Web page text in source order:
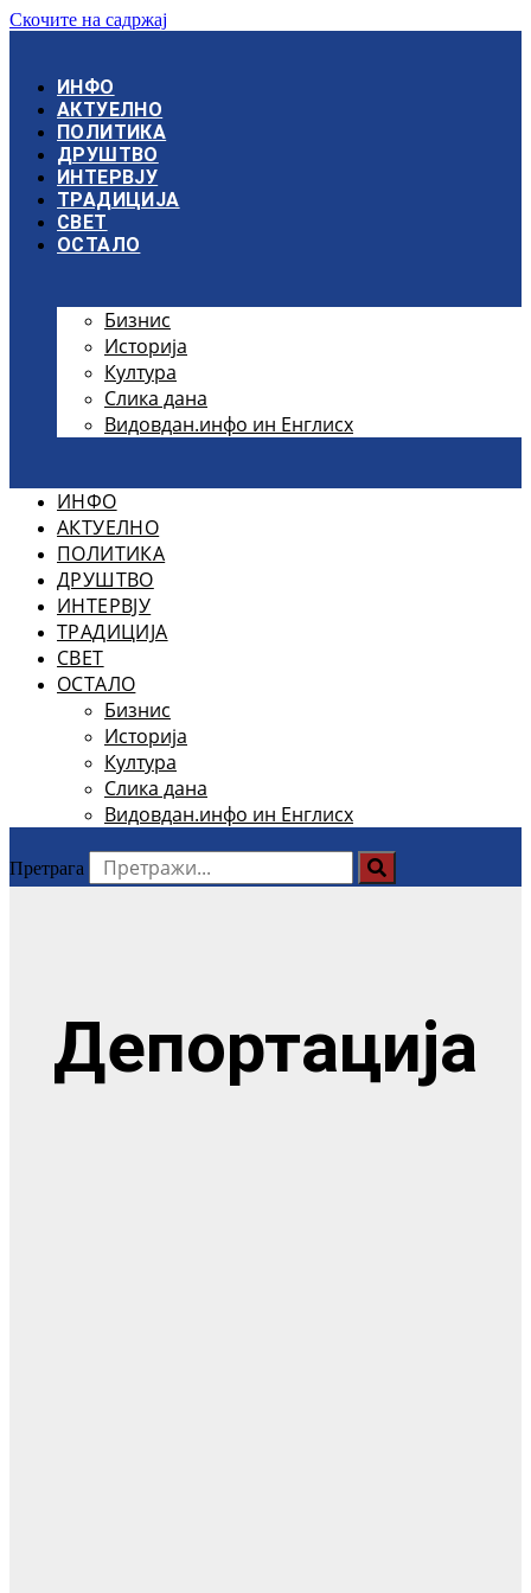
Скочите на садржај
ИНФО
АКТУЕЛНО
ПОЛИТИКА
ДРУШТВО
ИНТЕРВЈУ
ТРАДИЦИЈА
СВЕТ
ОСТАЛО
Бизнис
Историја
Култура
Слика дана
Видовдан.инфо ин Енглисх
ИНФО
АКТУЕЛНО
ПОЛИТИКА
ДРУШТВО
ИНТЕРВЈУ
ТРАДИЦИЈА
СВЕТ
ОСТАЛО
Бизнис
Историја
Култура
Слика дана
Видовдан.инфо ин Енглисх
Претрага
Депортација